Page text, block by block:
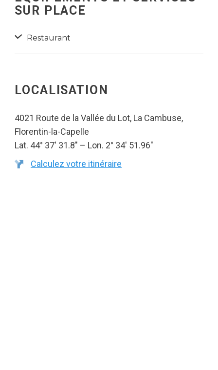
SUR PLACE
Restaurant
LOCALISATION
4021 Route de la Vallée du Lot, La Cambuse,
Florentin-la-Capelle
Lat. 44° 37′ 31.8″ – Lon. 2° 34′ 51.96″
Calculez votre itinéraire